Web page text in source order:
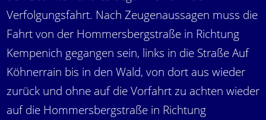
Verfolgungsfahrt. Nach Zeugenaussagen muss die
Fahrt von der Hommersbergstraße in Richtung
Kempenich gegangen sein, links in die Straße Auf
Köhnerrain bis in den Wald, von dort aus wieder
zurück und ohne auf die Vorfahrt zu achten wieder
auf die Hommersbergstraße in Richtung